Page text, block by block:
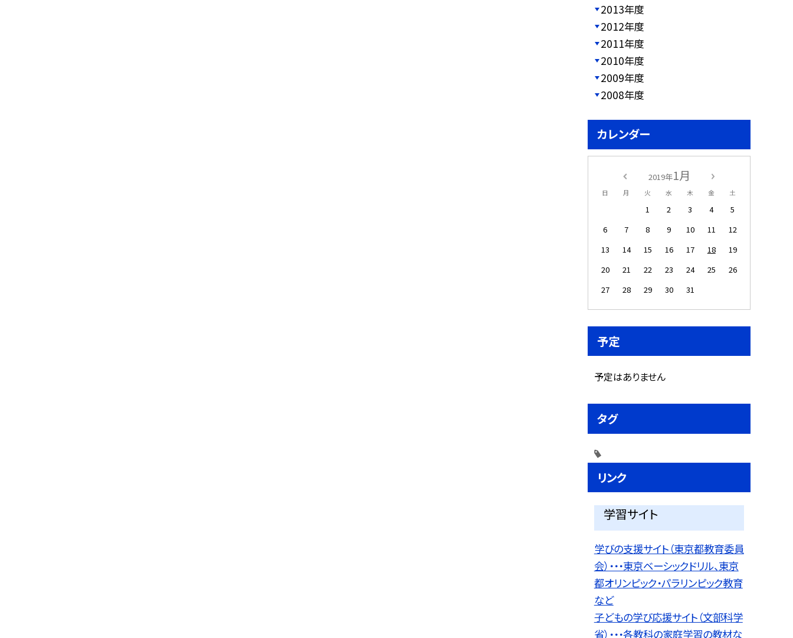
2013年度
2012年度
2011年度
2010年度
2009年度
2008年度
カレンダー
2019年1月
日 月 火 水 木 金 土
1 2 3 4
5
6
7 8 9 10 11
12
13
14 15 16 17 18
19
20
21 22 23 24 25
26
27
28 29 30 31
予定
予定はありません
タグ
リンク
学習サイト
学びの支援サイト（東京都教育委員
会）・・・東京ベーシックドリル、東京
都オリンピック・パラリンピック教育
など
子どもの学び応援サイト（文部科学
省）・・・各教科の家庭学習の教材な